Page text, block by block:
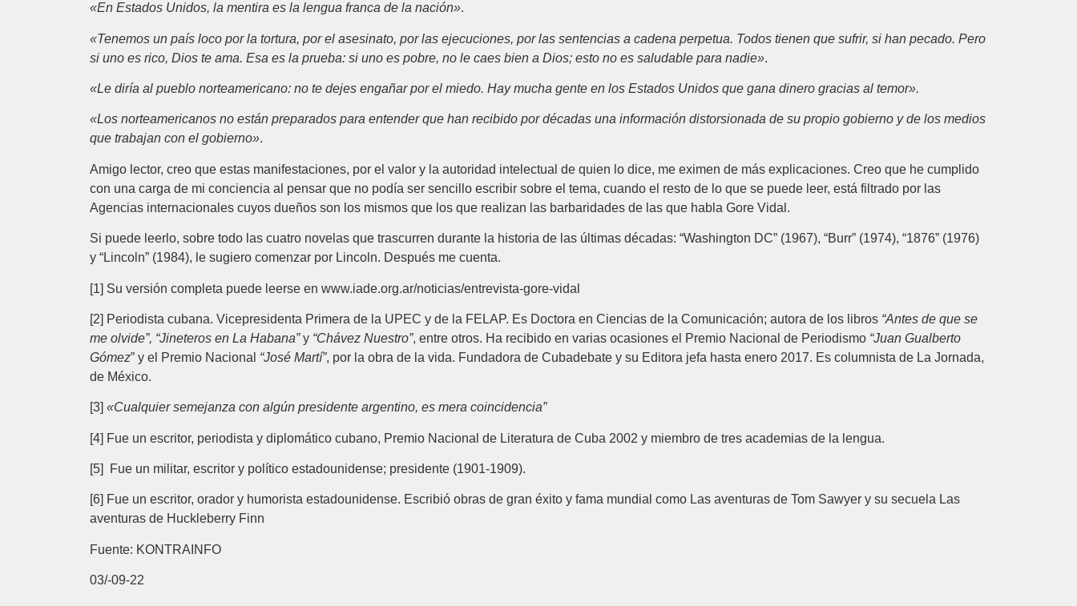
«En Estados Unidos, la mentira es la lengua franca de la nación».
«Tenemos un país loco por la tortura, por el asesinato, por las ejecuciones, por las sentencias a cadena perpetua. Todos tienen que sufrir, si han pecado. Pero
si uno es rico, Dios te ama. Esa es la prueba: si uno es pobre, no le caes bien a Dios; esto no es saludable para nadie».
«Le diría al pueblo norteamericano: no te dejes engañar por el miedo. Hay mucha gente en los Estados Unidos que gana dinero gracias al temor».
«Los norteamericanos no están preparados para entender que han recibido por décadas una información distorsionada de su propio gobierno y de los medios
que trabajan con el gobierno».
Amigo lector, creo que estas manifestaciones, por el valor y la autoridad intelectual de quien lo dice, me eximen de más explicaciones. Creo que he cumplido
con una carga de mi conciencia al pensar que no podía ser sencillo escribir sobre el tema, cuando el resto de lo que se puede leer, está filtrado por las
Agencias internacionales cuyos dueños son los mismos que los que realizan las barbaridades de las que habla Gore Vidal.
Si puede leerlo, sobre todo las cuatro novelas que trascurren durante la historia de las últimas décadas: “Washington DC” (1967), “Burr” (1974), “1876” (1976)
y “Lincoln” (1984), le sugiero comenzar por Lincoln. Después me cuenta.
[1] Su versión completa puede leerse en www.iade.org.ar/noticias/entrevista-gore-vidal
[2] Periodista cubana. Vicepresidenta Primera de la UPEC y de la FELAP. Es Doctora en Ciencias de la Comunicación; autora de los libros “Antes de que se
me olvide”, “Jineteros en La Habana”y “Chávez Nuestro”, entre otros. Ha recibido en varias ocasiones el Premio Nacional de Periodismo “Juan Gualberto
Gómez” y el Premio Nacional “José Martí”, por la obra de la vida. Fundadora de Cubadebate y su Editora jefa hasta enero 2017. Es columnista de La Jornada,
de México.
[3] «Cualquier semejanza con algún presidente argentino, es mera coincidencia”
[4] Fue un escritor, periodista y diplomático cubano, Premio Nacional de Literatura de Cuba 2002 y miembro de tres academias de la lengua.
[5] Fue un militar, escritor y político estadounidense; presidente (1901-1909).
[6] Fue un escritor, orador y humorista estadounidense. Escribió obras de gran éxito y fama mundial como Las aventuras de Tom Sawyer y su secuela Las
aventuras de Huckleberry Finn
Fuente: KONTRAINFO
03/-09-22